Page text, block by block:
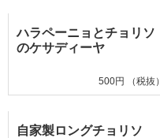
ハラペーニョとチョリソ
のケサディーヤ
500円 （税抜）
自家製ロングチョリソ